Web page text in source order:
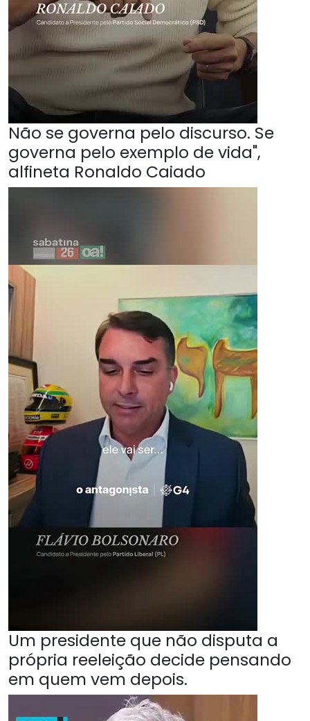
Não se governa pelo discurso. Se
governa pelo exemplo de vida",
alfineta Ronaldo Caiado
Um presidente que não disputa a
própria reeleição decide pensando
em quem vem depois.